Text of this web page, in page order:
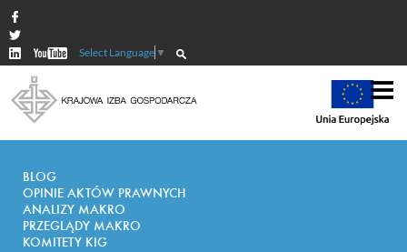
Select Language ▼
BLOG
OPINIE AKTÓW PRAWNYCH
ANALIZY MAKRO
PRZEGLĄDY MAKRO
KOMITETY KIG